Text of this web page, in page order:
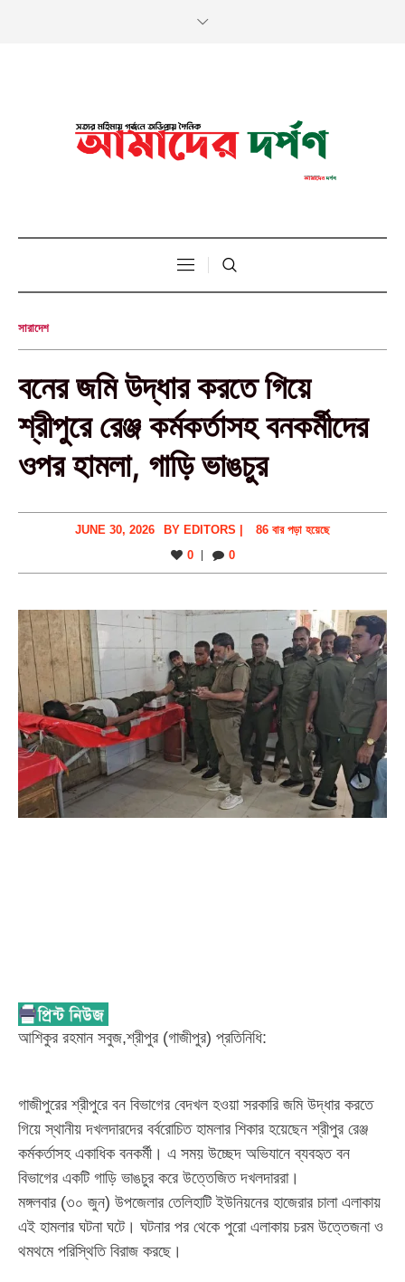
সারাদেশ
বনের জমি উদ্ধার করতে গিয়ে
শ্রীপুরে রেঞ্জ কর্মকর্তাসহ বনকর্মীদের
ওপর হামলা, গাড়ি ভাঙচুর
JUNE 30, 2026 BY EDITORS |
86 বার পড়া হয়েছে
0
0
আশিকুর রহমান সবুজ,​শ্রীপুর (গাজীপুর) প্রতিনিধি:
‎গাজীপুরের শ্রীপুরে বন বিভাগের বেদখল হওয়া সরকারি জমি উদ্ধার করতে
গিয়ে স্থানীয় দখলদারদের বর্বরোচিত হামলার শিকার হয়েছেন শ্রীপুর রেঞ্জ
কর্মকর্তাসহ একাধিক বনকর্মী। এ সময় উচ্ছেদ অভিযানে ব্যবহৃত বন
বিভাগের একটি গাড়ি ভাঙচুর করে উত্তেজিত দখলদাররা।
‎​মঙ্গলবার (৩০ জুন) উপজেলার তেলিহাটি ইউনিয়নের হাজেরার চালা এলাকায়
এই হামলার ঘটনা ঘটে। ঘটনার পর থেকে পুরো এলাকায় চরম উত্তেজনা ও
থমথমে পরিস্থিতি বিরাজ করছে।